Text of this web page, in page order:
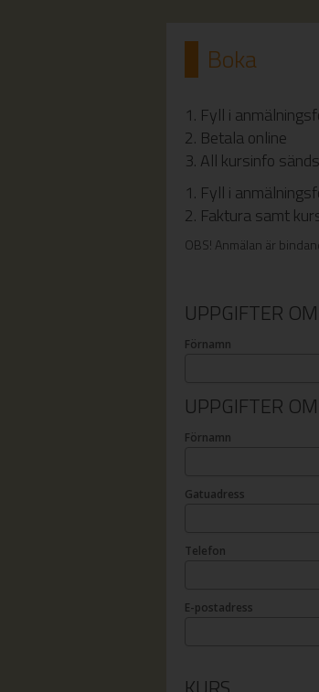
Boka
1. Fyll i
2. Betala online
3. All kursinfo
1. Fyll i
2. Faktura samt
OBS! Anmälan är
UPPGIFTER
Förnamn
UPPGIFTER
Förnamn
Gatuadress
Telefon
E-postadress